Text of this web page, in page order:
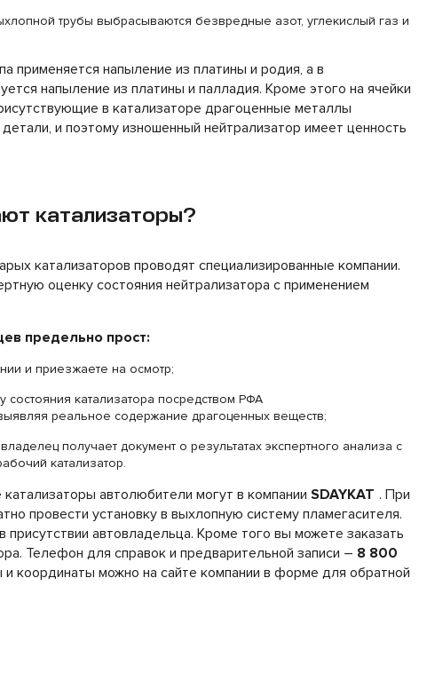
трубы выбрасываются безвредные азот, углекислый газ и
применяется напыление из платины и родия, а в
напыление из платины и палладия. Кроме этого на ячейки
в катализаторе драгоценные металлы
и поэтому изношенный нейтрализатор имеет ценность
катализаторы?
катализаторов проводят специализированные компании.
оценку состояния нейтрализатора с применением
предельно прост:
и приезжаете на осмотр;
состояния катализатора посредством РФА
реальное содержание драгоценных веществ;
получает документ о результатах экспертного анализа с
катализатор.
автолюбители могут в компании SDAYKAT . При
провести установку в выхлопную систему пламегасителя.
автовладельца. Кроме того вы можете заказать
Телефон для справок и предварительной записи – 8 800
и координаты можно на сайте компании в форме для обратной